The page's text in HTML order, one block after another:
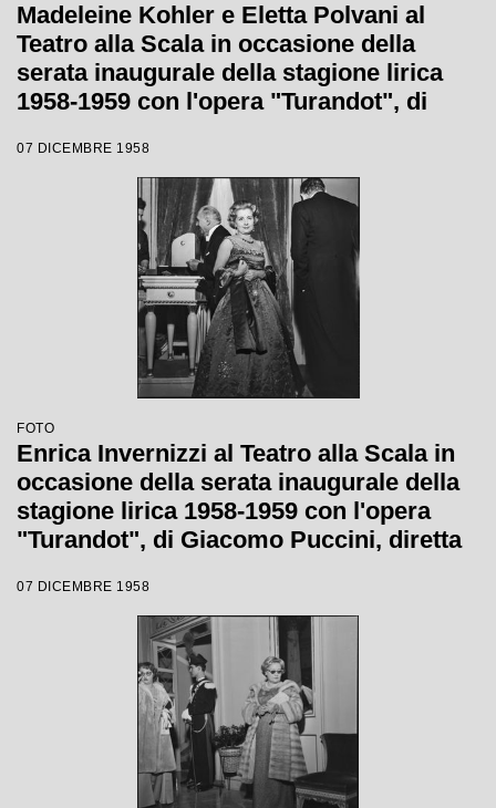
Madeleine Kohler e Eletta Polvani al
Teatro alla Scala in occasione della
serata inaugurale della stagione lirica
1958-1959 con l'opera "Turandot", di
Votto con la regia di Margherita
07 DICEMBRE 1958
FOTO
Enrica Invernizzi al Teatro alla Scala in
occasione della serata inaugurale della
stagione lirica 1958-1959 con l'opera
"Turandot", di Giacomo Puccini, diretta
Margherita Wallmann
07 DICEMBRE 1958